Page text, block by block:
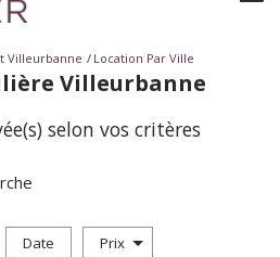
Villeurbanne Location Par Ville
Villeurbanne
selon vos critères
Date Prix